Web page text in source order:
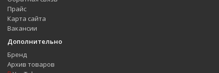
Прайс
Карта сайта
Вакансии
Дополнительно
Бренд
Архив товаров